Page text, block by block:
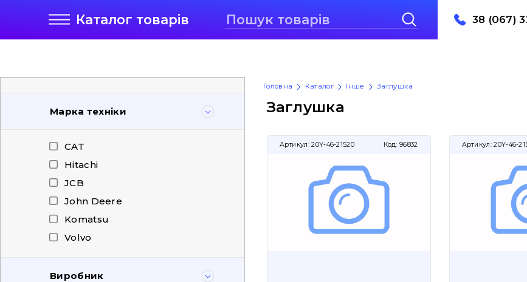
Каталог товарів 38 (067)
Марка техніки
CAT
Hitachi
JCB
John Deere
Komatsu
Volvo
Виробник
Головна Каталог Інше Заглушка
Заглушка
Артикул: 20Y-46-21520 Код: 96832 Артикул: 20Y-46-